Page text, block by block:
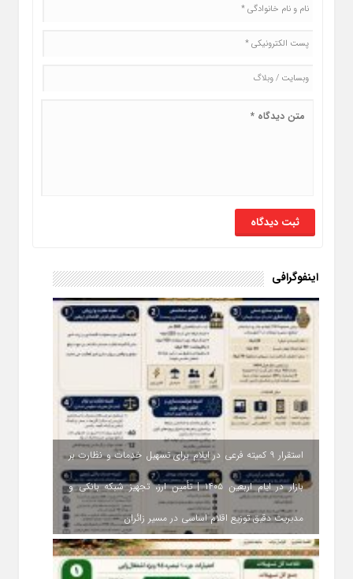
اینفوگرافی
استقرار ۹ کمیته فرعی در ایلام برای تسهیل خدمات و نظارت بر
بازار در ایام اربعین ۱۴۰۵ | تأمین ارز، تجهیز شبکه بانکی و
مدیریت دقیق توزیع اقلام اساسی در مسیر زائران